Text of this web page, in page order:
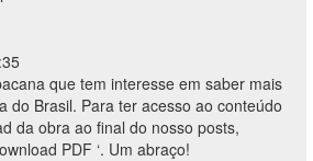
que tem interesse em saber mais
do Brasil. Para ter acesso ao conteúdo
da obra ao final do nosso posts,
PDF ‘. Um abraço!